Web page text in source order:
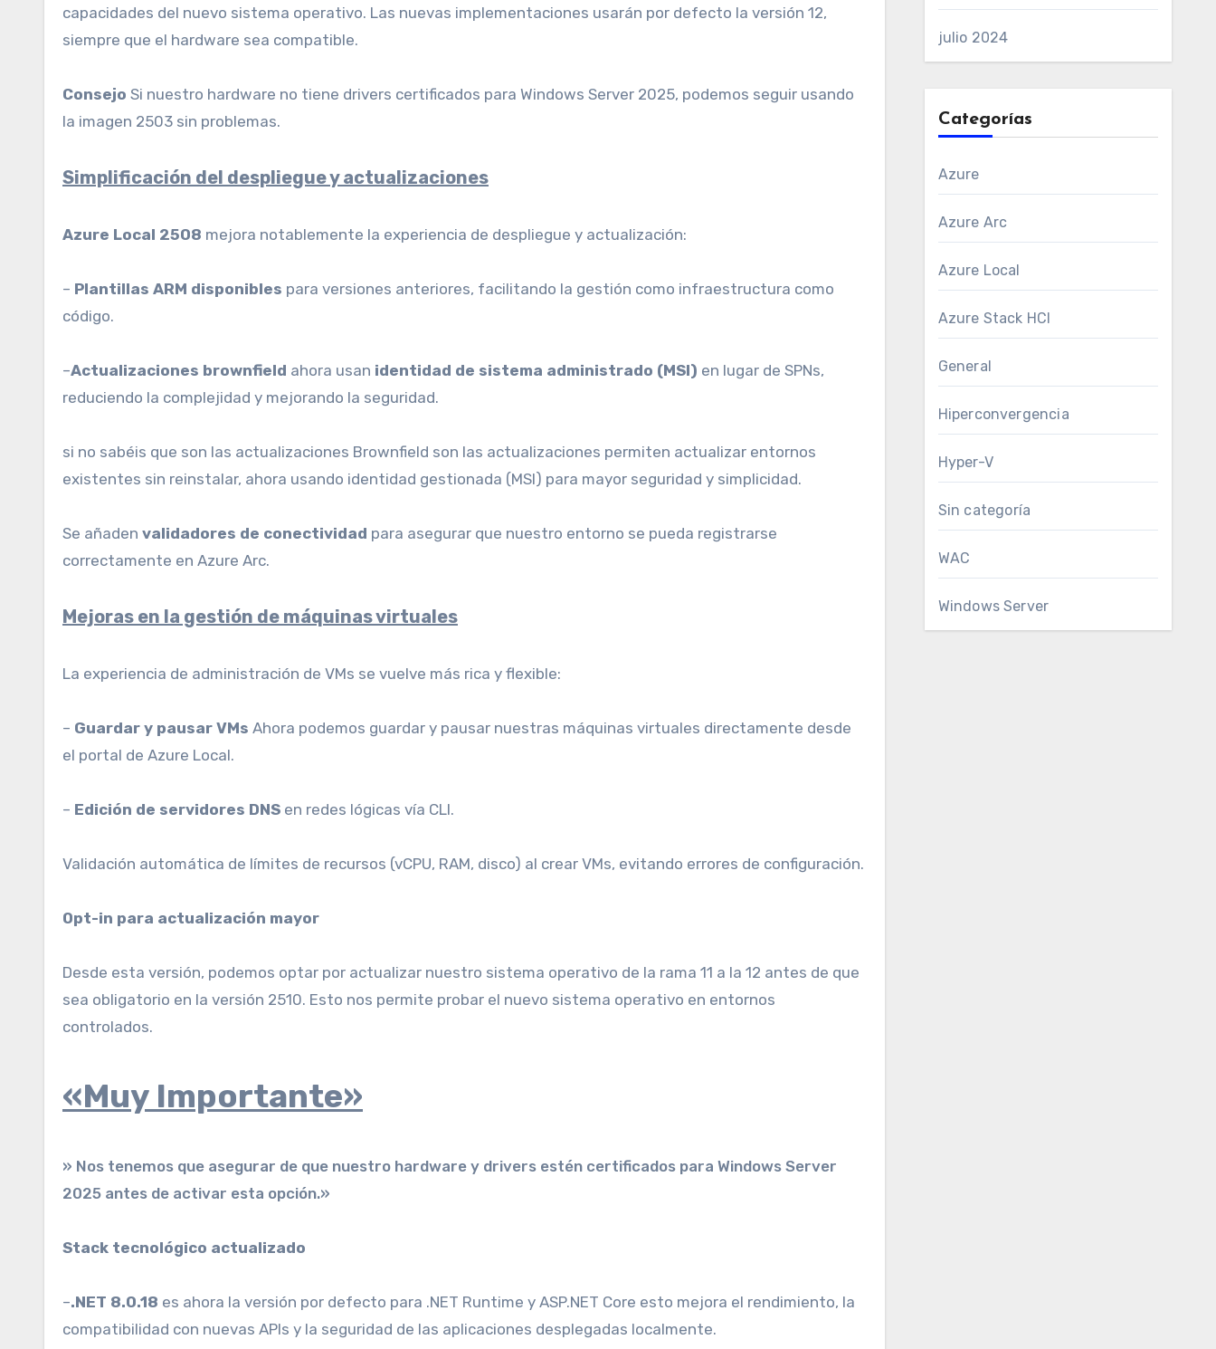
capacidades del nuevo sistema operativo. Las nuevas implementaciones usarán por defecto la versión 12,
siempre que el hardware sea compatible.
Consejo Si nuestro hardware no tiene drivers certificados para Windows Server 2025, podemos seguir usando
la imagen 2503 sin problemas.
Simplificación del despliegue y actualizaciones
Azure Local 2508 mejora notablemente la experiencia de despliegue y actualización:
– Plantillas ARM disponibles para versiones anteriores, facilitando la gestión como infraestructura como
código.
–Actualizaciones brownfield ahora usan identidad de sistema administrado (MSI) en lugar de SPNs,
reduciendo la complejidad y mejorando la seguridad.
si no sabéis que son las actualizaciones Brownfield son las actualizaciones permiten actualizar entornos
existentes sin reinstalar, ahora usando identidad gestionada (MSI) para mayor seguridad y simplicidad.
Se añaden validadores de conectividad para asegurar que nuestro entorno se pueda registrarse
correctamente en Azure Arc.
Mejoras en la gestión de máquinas virtuales
La experiencia de administración de VMs se vuelve más rica y flexible:
– Guardar y pausar VMs Ahora podemos guardar y pausar nuestras máquinas virtuales directamente desde
el portal de Azure Local.
– Edición de servidores DNS en redes lógicas vía CLI.
Validación automática de límites de recursos (vCPU, RAM, disco) al crear VMs, evitando errores de configuración.
Opt-in para actualización mayor
Desde esta versión, podemos optar por actualizar nuestro sistema operativo de la rama 11 a la 12 antes de que
sea obligatorio en la versión 2510. Esto nos permite probar el nuevo sistema operativo en entornos
controlados.
«Muy Importante»
» Nos tenemos que asegurar de que nuestro hardware y drivers estén certificados para Windows Server
2025 antes de activar esta opción.»
Stack tecnológico actualizado
–.NET 8.0.18 es ahora la versión por defecto para .NET Runtime y ASP.NET Core esto mejora el rendimiento, la
compatibilidad con nuevas APIs y la seguridad de las aplicaciones desplegadas localmente.
julio 2024
Categorías
Azure
Azure Arc
Azure Local
Azure Stack HCI
General
Hiperconvergencia
Hyper-V
Sin categoría
WAC
Windows Server